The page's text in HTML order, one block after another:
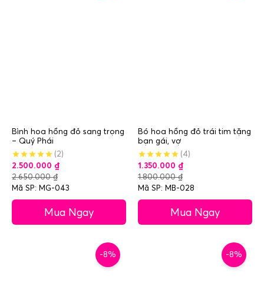
Bình hoa hồng đỏ sang trọng
– Quý Phái
(2)
2.500.000 ₫
2.650.000₫
Mã SP: MG-043
Mua Ngay
Bó hoa hồng đỏ trái tim tặng
bạn gái, vợ
(4)
1.350.000 ₫
1.800.000₫
Mã SP: MB-028
Mua Ngay
-8% -8%